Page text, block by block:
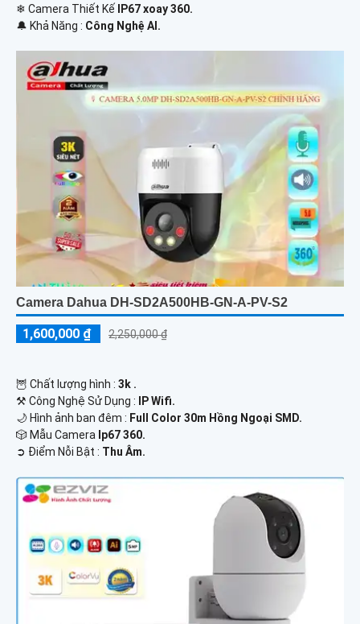
❄ Camera Thiết Kế
IP67 xoay 360.
️🔔 Khả Năng : Công Nghệ AI.
Camera Dahua DH-SD2A500HB-GN-A-PV-S2
1,600,000 ₫ 2,250,000 ₫
🦉 Chất lượng hình : 3k .
⚒ Công Nghệ Sử Dụng :
IP Wifi.
🌙 Hình ảnh ban đêm : Full Color 30m Hồng Ngoại SMD.
🎲 Mẫu Camera Ip67 360.
️➲ Điểm Nỗi Bật : Thu Âm.